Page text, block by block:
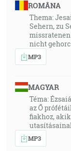
ROMÂNA
Thema:
Sehern, zu
missratenen
nicht
MP3
MAGYAR
Téma:
az Ő
fiakhoz,
MP3